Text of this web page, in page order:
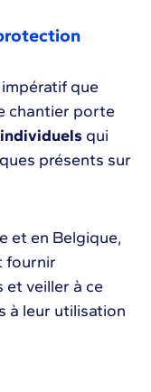
que
chantier porte
qui
présents sur
et en Belgique,
fournir
et veiller à ce
à leur utilisation